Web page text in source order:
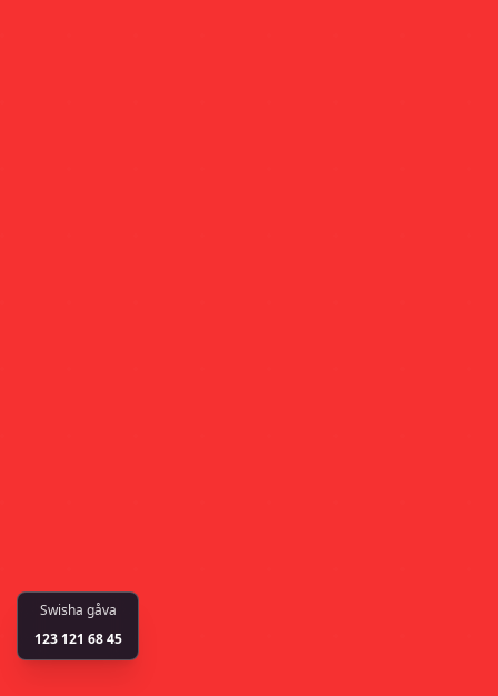
Swisha gåva
123 121 68 45